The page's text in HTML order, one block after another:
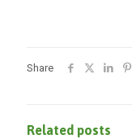
Share
Related posts